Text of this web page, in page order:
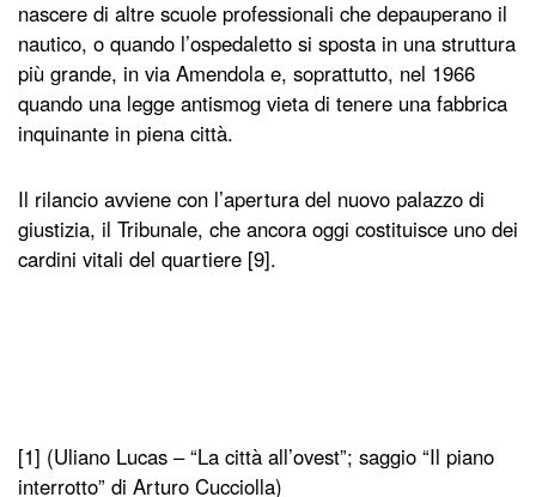
nascere di altre scuole professionali che depauperano il
nautico, o quando l’ospedaletto si sposta in una struttura
più grande, in via Amendola e, soprattutto, nel 1966
quando una legge antismog vieta di tenere una fabbrica
inquinante in piena città.
Il rilancio avviene con l’apertura del nuovo palazzo di
giustizia, il Tribunale, che ancora oggi costituisce uno dei
cardini vitali del quartiere [9].
[1] (Uliano Lucas – “La città all’ovest”; saggio “Il piano
interrotto” di Arturo Cucciolla)